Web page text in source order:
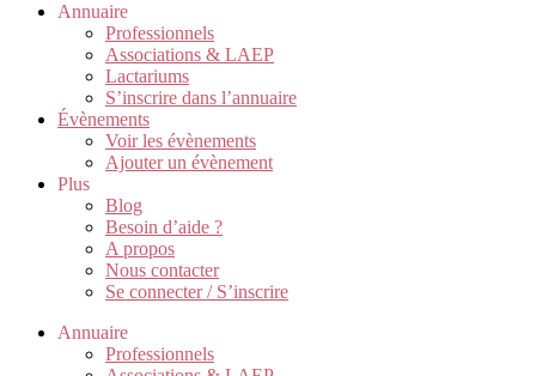
Annuaire
Professionnels
Associations & LAEP
Lactariums
S’inscrire dans l’annuaire
Évènements
Voir les évènements
Ajouter un évènement
Plus
Blog
Besoin d’aide ?
A propos
Nous contacter
Se connecter / S’inscrire
Annuaire
Professionnels